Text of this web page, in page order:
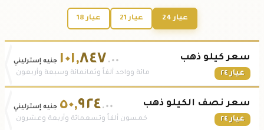
عيار 24 عيار 21 عيار 18
سعر كيلو ذهب
عيار ٢٤
١٠١,٨٤٧ .٠٠ جنيه إسترليني
مائة وواحد ألفاً وثمانمائة وسبعة وأربعون
سعر نصف الكيلو ذهب
عيار ٢٤
٥٠,٩٢٤.٠٠ جنيه إسترليني
خمسون ألفاً وتسعمائة وأربعة وعشرون